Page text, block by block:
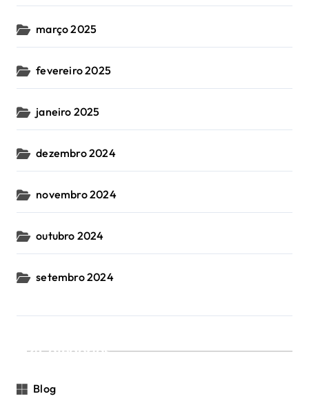
março 2025
fevereiro 2025
janeiro 2025
dezembro 2024
novembro 2024
outubro 2024
setembro 2024
Categorias
Blog